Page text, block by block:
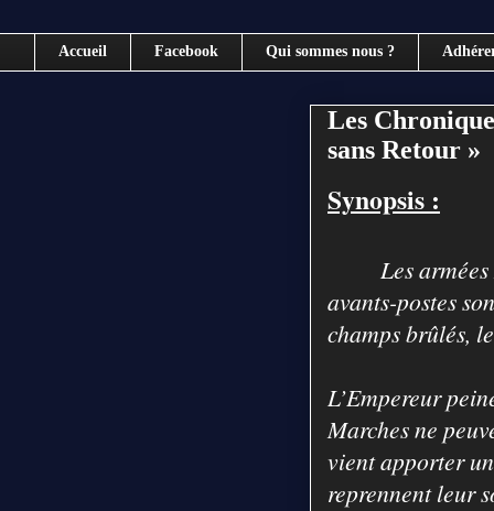
Accueil Facebook Qui sommes nous ?
Les
sans Retour »
Synopsis :
Les
avants-postes
champs brûlés,
L’Empereur
Marches ne
vient apporter
reprennent leur